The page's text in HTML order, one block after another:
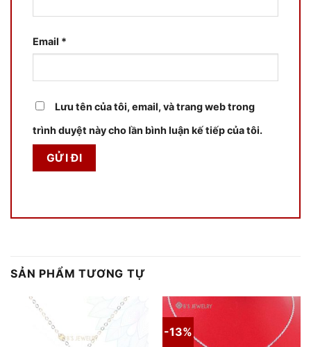
Email *
Lưu tên của tôi, email, và trang web trong
trình duyệt này cho lần bình luận kế tiếp của tôi.
SẢN PHẨM TƯƠNG TỰ
-13%